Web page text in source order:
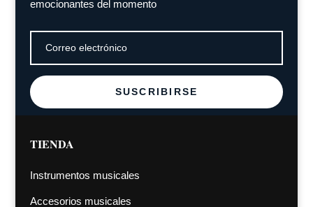
emocionantes del momento
SUSCRIBIRSE
TIENDA
Instrumentos musicales
Accesorios musicales